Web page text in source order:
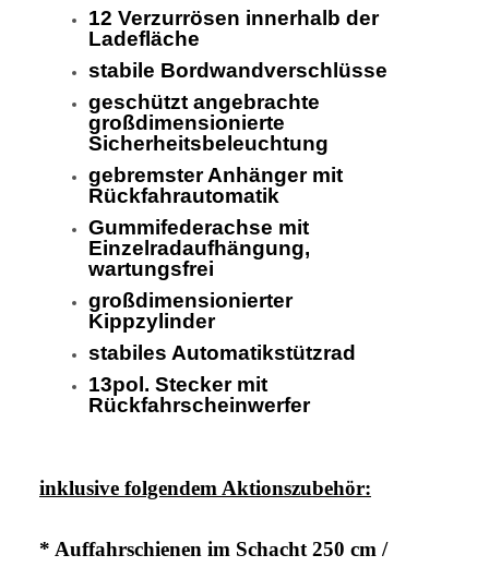
12 Verzurrösen innerhalb der
Ladefläche
stabile Bordwandverschlüsse
geschützt angebrachte
großdimensionierte
Sicherheitsbeleuchtung
gebremster Anhänger mit
Rückfahrautomatik
Gummifederachse mit
Einzelradaufhängung,
wartungsfrei
großdimensionierter
Kippzylinder
stabiles Automatikstützrad
13pol. Stecker mit
Rückfahrscheinwerfer
inklusive folgendem Aktionszubehör:
* Auffahrschienen im Schacht 250 cm /